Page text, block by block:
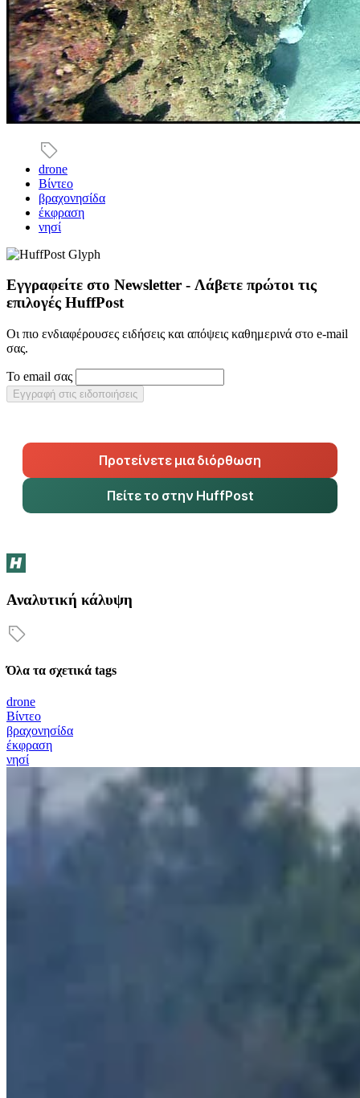
drone
Βίντεο
βραχονησίδα
έκφραση
νησί
Εγγραφείτε στο Newsletter - Λάβετε πρώτοι τις
επιλογές HuffPost
Οι πιο ενδιαφέρουσες ειδήσεις και απόψεις καθημερινά στο e-mail
σας.
Το email σας
Εγγραφή στις ειδοποιήσεις
Προτείνετε μια διόρθωση
Πείτε το στην HuffPost
Αναλυτική κάλυψη
Όλα τα σχετικά tags
drone
Βίντεο
βραχονησίδα
έκφραση
νησί